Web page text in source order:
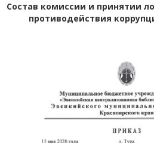
Cостав комиссии и принятии
противодействия